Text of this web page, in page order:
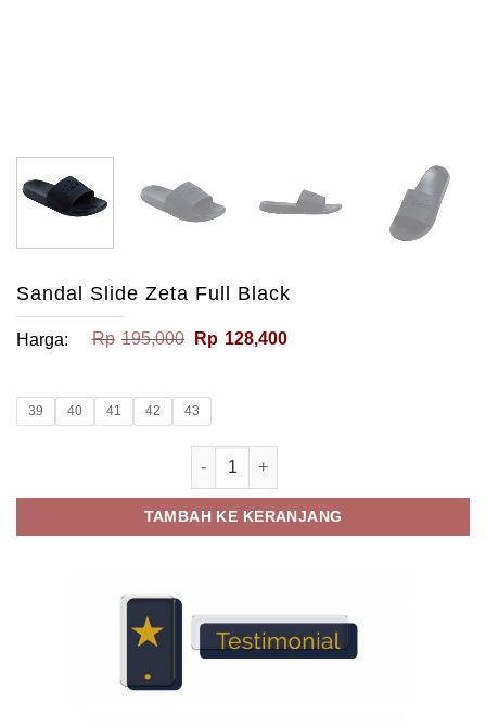
Sandal Slide Zeta Full Black
Harga: Rp 195,000 Harga
Rp 128,400Harga
39 40 41 42 43
Kuantitas Sandal Slide Zeta Full
TAMBAH KE KERANJANG